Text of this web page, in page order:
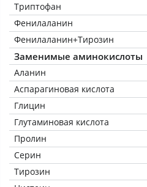
Триптофан
Фенилаланин
Фенилаланин+Тирозин
Заменимые аминокислоты
Аланин
Аспарагиновая кислота
Глицин
Глутаминовая кислота
Пролин
Серин
Тирозин